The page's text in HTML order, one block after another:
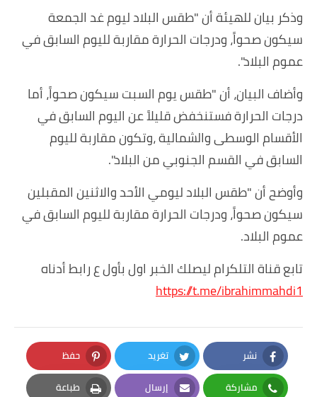
وذكر بيان للهيئة أن "طقس البلاد ليوم غد الجمعة
سيكون صحواً، ودرجات الحرارة مقاربة لليوم السابق في
عموم البلاد".
وأضاف البيان، أن "طقس يوم السبت سيكون صحواً، أما
درجات الحرارة فستنخفض قليلاً عن اليوم السابق في
الأقسام الوسطى والشمالية ،وتكون مقاربة لليوم
السابق في القسم الجنوبي من البلاد".
وأوضح أن "طقس البلاد ليومي الأحد والاثنين المقبلين
سيكون صحواً، ودرجات الحرارة مقاربة لليوم السابق في
عموم البلاد.
تابع قناة التلكرام ليصلك الخبر اول بأول ع رابط أدناه
https://t.me/ibrahimmahdi1
نشر
Facebook
تغريد
Twitter
حفظ
Pinterest
مشاركة إرسال طباعة